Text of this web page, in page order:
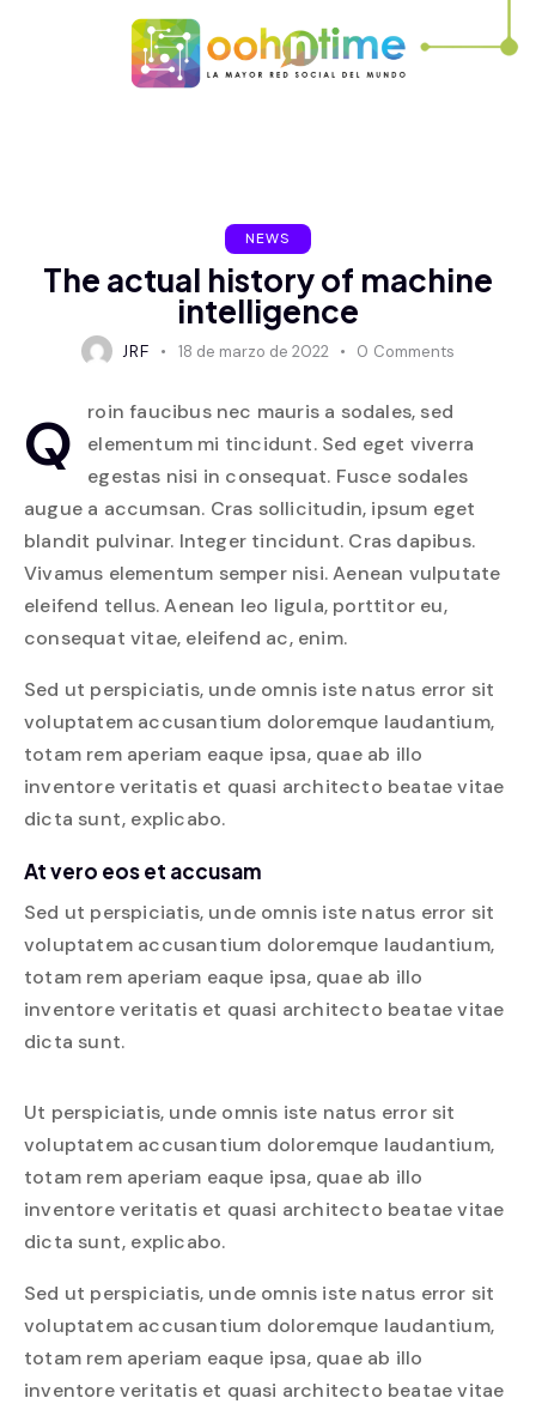
NEWS
The actual history of machine
intelligence
JRF 18 de marzo de 2022 0 Comments
Q
roin faucibus nec mauris a sodales, sed
elementum mi tincidunt. Sed eget viverra
egestas nisi in consequat. Fusce sodales
augue a accumsan. Cras sollicitudin, ipsum eget
blandit pulvinar. Integer tincidunt. Cras dapibus.
Vivamus elementum semper nisi. Aenean vulputate
eleifend tellus. Aenean leo ligula, porttitor eu,
consequat vitae, eleifend ac, enim.
Sed ut perspiciatis, unde omnis iste natus error sit
voluptatem accusantium doloremque laudantium,
totam rem aperiam eaque ipsa, quae ab illo
inventore veritatis et quasi architecto beatae vitae
dicta sunt, explicabo.
At vero eos et accusam
Sed ut perspiciatis, unde omnis iste natus error sit
voluptatem accusantium doloremque laudantium,
totam rem aperiam eaque ipsa, quae ab illo
inventore veritatis et quasi architecto beatae vitae
dicta sunt.
Ut perspiciatis, unde omnis iste natus error sit
voluptatem accusantium doloremque laudantium,
totam rem aperiam eaque ipsa, quae ab illo
inventore veritatis et quasi architecto beatae vitae
dicta sunt, explicabo.
Sed ut perspiciatis, unde omnis iste natus error sit
voluptatem accusantium doloremque laudantium,
totam rem aperiam eaque ipsa, quae ab illo
inventore veritatis et quasi architecto beatae vitae